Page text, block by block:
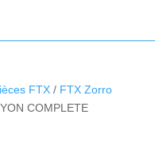
FTX/ FTX Zorro
COMPLETE